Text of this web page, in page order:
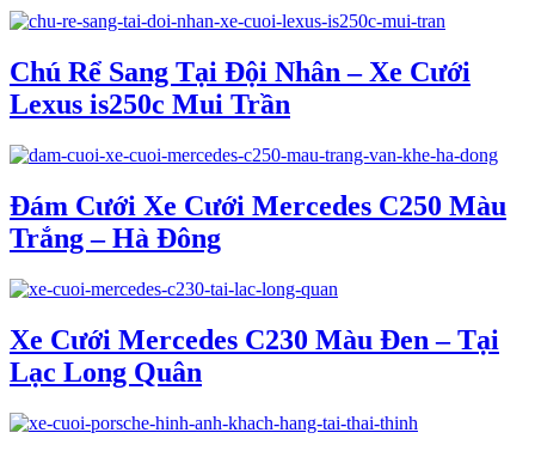
Chú Rể Sang Tại Đội Nhân – Xe Cưới
Lexus is250c Mui Trần
Đám Cưới Xe Cưới Mercedes C250 Màu
Trắng – Hà Đông
Xe Cưới Mercedes C230 Màu Đen – Tại
Lạc Long Quân